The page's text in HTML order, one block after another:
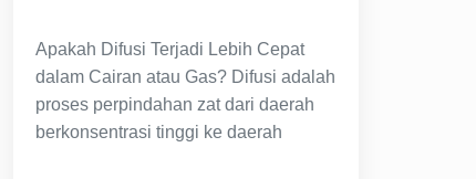
Apakah Difusi Terjadi Lebih Cepat
dalam Cairan atau Gas? Difusi adalah
proses perpindahan zat dari daerah
berkonsentrasi tinggi ke daerah